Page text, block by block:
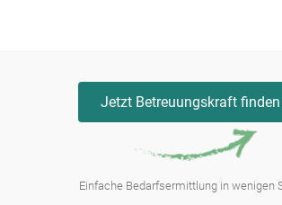
Jetzt Betreuungskraft finden
Einfache Bedarfsermittlung in wenigen